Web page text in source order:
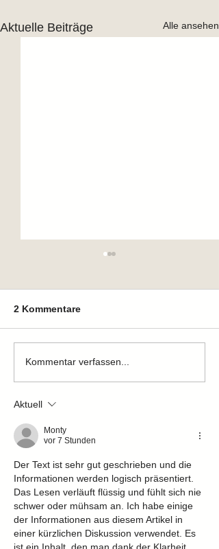
Aktuelle Beiträge Alle ansehen
Zuhause gefunden
2 Kommentare
Kommentar verfassen...
Aktuell
Monty
vor 7 Stunden
Der Text ist sehr gut geschrieben und die
Informationen werden logisch präsentiert.
Das Lesen verläuft flüssig und fühlt sich nie
schwer oder mühsam an. Ich habe einige
der Informationen aus diesem Artikel in
einer kürzlichen Diskussion verwendet. Es
ist ein Inhalt, den man dank der Klarheit